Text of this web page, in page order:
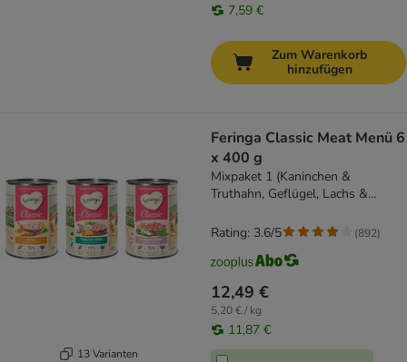
7,59 €
Zum Warenkorb
hinzufügen
13 Varianten
Feringa Classic Meat Menü 6
x 400 g
Mixpaket 1 (Kaninchen &
Truthahn, Geflügel, Lachs &
12,49 €
5,20 € / kg
11,87 €
Rating: 3.6/5 (892)